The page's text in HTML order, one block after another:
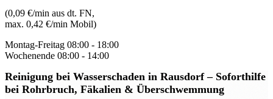
(0,09 €/min aus dt. FN,
max. 0,42 €/min Mobil)
Montag-Freitag 08:00 - 18:00
Wochenende 08:00 - 14:00
Reinigung bei Wasserschaden in Rausdorf– Soforthilfe
bei Rohrbruch, Fäkalien & Überschwemmung